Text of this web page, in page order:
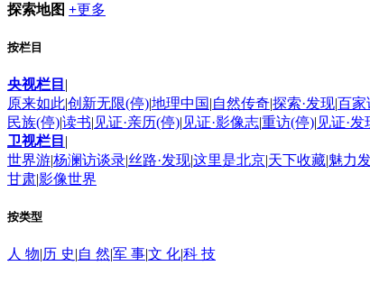
探索地图 +更多
按栏目
央视栏目 |
原来如此|创新无限(停)|地理中国|自然传奇|探索·发现|百家
民族(停)|读书| 见证·亲历(停)| 见证·影像志|重访(停)| 见证·
卫视栏目 |
世界游|杨澜访谈录|丝路·发现|这里是北京|天下收藏|魅力
甘肃|影像世界
按类型
人 物|历 史|自 然|军 事|文 化|科 技